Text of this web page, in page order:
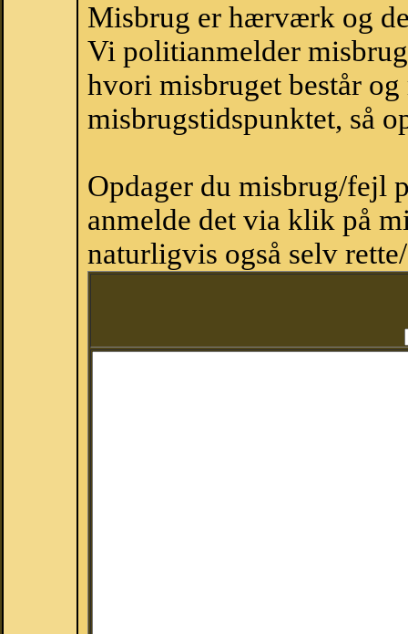
Misbrug er hærværk og
Vi politianmelder
hvori misbruget består
misbrugstidspunktet, så
Opdager du misbrug/fejl
anmelde det via klik på
naturligvis også selv